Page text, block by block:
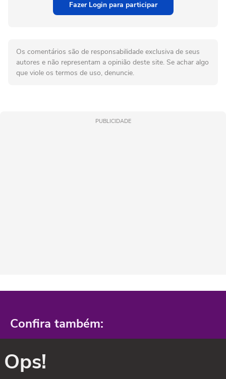
Fazer Login para participar
Os comentários são de responsabilidade exclusiva de seus
autores e não representam a opinião deste site. Se achar algo
que viole os termos de uso, denuncie.
PUBLICIDADE
Confira também:
Ops!